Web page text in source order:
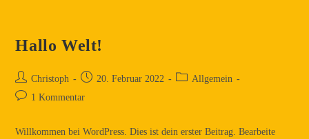
Hallo Welt!
Christoph 20. Februar 2022
Allgemein
1 Kommentar
Willkommen bei WordPress. Dies ist dein erster Beitrag. Bearbeite